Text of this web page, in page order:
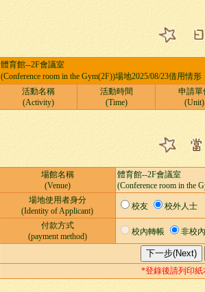
體育館--2F會議室
(Conference room in the Gym(2F))場地2025/08/23借用情形
活動名稱
(Activity)
活動時間
(Time)
申請單
(Unit)
場館名稱
(Venue)
體育館--2F會議室
(Conference room in the
場地使用者身分
(Identity of Applicant)
校友
校外人士
付款方式
(payment method)
校內轉帳 非校
*登錄後請列印